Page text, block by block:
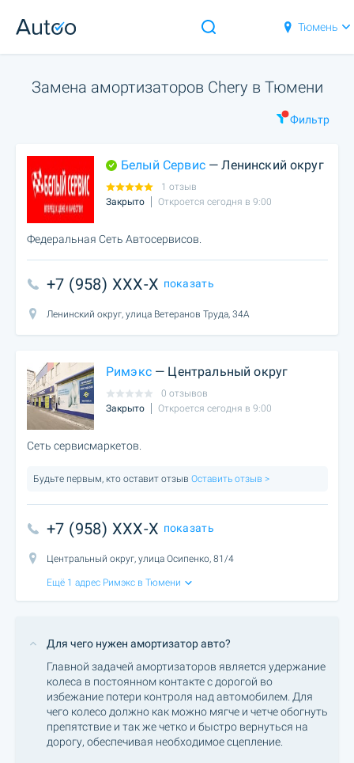
Тюмень
Замена амортизаторов Chery в Тюмени
Фильтр
Белый Сервис— Ленинский округ
1 отзыв
Закрыто
Откроется сегодня в 9:00
Федеральная Сеть Автосервисов.
+7 (958) XXX-X показать
Ленинский округ, улица Ветеранов Труда, 34А
Римэкс— Центральный округ
0 отзывов
Закрыто
Откроется сегодня в 9:00
Сеть сервисмаркетов.
Будьте первым, кто оставит отзыв Оставить отзыв >
+7 (958) XXX-X показать
Центральный округ, улица Осипенко, 81/4
Ещё 1 адрес Римэкс в Тюмени
Для чего нужен амортизатор авто?
Главной задачей амортизаторов является удержание
колеса в постоянном контакте с дорогой во
избежание потери контроля над автомобилем. Для
чего колесо должно как можно мягче и четче обогнуть
препятствие и так же четко и быстро вернуться на
дорогу, обеспечивая необходимое сцепление.